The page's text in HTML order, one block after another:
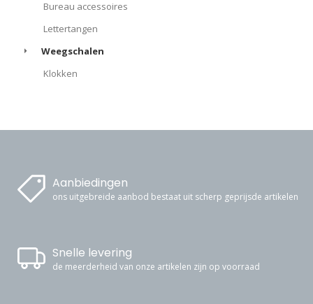
Bureau accessoires
Lettertangen
Weegschalen
Klokken
Aanbiedingen
ons uitgebreide aanbod bestaat uit scherp geprijsde artikelen
Snelle levering
de meerderheid van onze artikelen zijn op voorraad